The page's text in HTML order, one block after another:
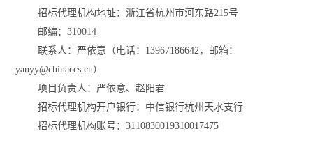
招标代理机构地址：浙江省杭州市河东路215号
邮编：310014
联系人：严依意（电话： 13967186642，邮箱：
yanyy@chinaccs.cn）
项目负责人：严依意、赵阳君
招标代理机构开户银行：中信银行杭州天水支行
招标代理机构账号：3110830019310017475